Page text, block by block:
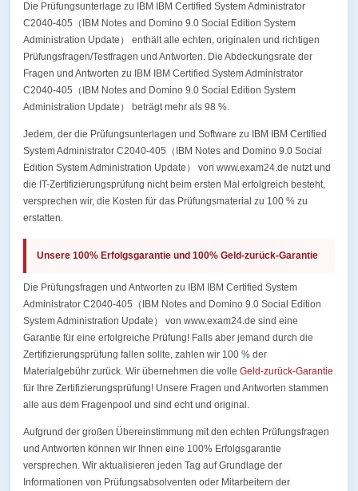
Die Prüfungsunterlage zu IBM IBM Certified System Administrator
C2040-405（IBM Notes and Domino 9.0 Social Edition System
Administration Update） enthält alle echten, originalen und richtigen
Prüfungsfragen/Testfragen und Antworten. Die Abdeckungsrate der
Fragen und Antworten zu IBM IBM Certified System Administrator
C2040-405（IBM Notes and Domino 9.0 Social Edition System
Administration Update） beträgt mehr als 98 %.
Jedem, der die Prüfungsunterlagen und Software zu IBM IBM Certified
System Administrator C2040-405（IBM Notes and Domino 9.0 Social
Edition System Administration Update） von www.exam24.de nutzt und
die IT-Zertifizierungsprüfung nicht beim ersten Mal erfolgreich besteht,
versprechen wir, die Kosten für das Prüfungsmaterial zu 100 % zu
erstatten.
Unsere 100% Erfolgsgarantie und 100% Geld-zurück-Garantie
Die Prüfungsfragen und Antworten zu IBM IBM Certified System
Administrator C2040-405（IBM Notes and Domino 9.0 Social Edition
System Administration Update） von www.exam24.de sind eine
Garantie für eine erfolgreiche Prüfung! Falls aber jemand durch die
Zertifizierungsprüfung fallen sollte, zahlen wir 100 % der
Materialgebühr zurück. Wir übernehmen die volle Geld-zurück-Garantie
für Ihre Zertifizierungsprüfung! Unsere Fragen und Antworten stammen
alle aus dem Fragenpool und sind echt und original.
Aufgrund der großen Übereinstimmung mit den echten Prüfungsfragen
und Antworten können wir Ihnen eine 100% Erfolgsgarantie
versprechen. Wir aktualisieren jeden Tag auf Grundlage der
Informationen von Prüfungsabsolventen oder Mitarbeitern der